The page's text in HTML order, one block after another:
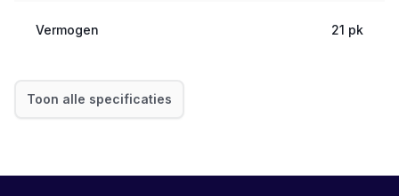
Vermogen 21 pk
Toon alle specificaties